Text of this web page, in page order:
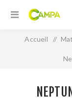
Accueil /